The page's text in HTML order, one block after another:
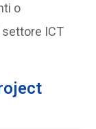
o
ICT